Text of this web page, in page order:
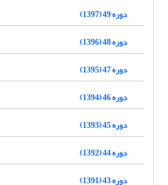
دوره 49 (1397)
دوره 48 (1396)
دوره 47 (1395)
دوره 46 (1394)
دوره 45 (1393)
دوره 44 (1392)
دوره 43 (1391)